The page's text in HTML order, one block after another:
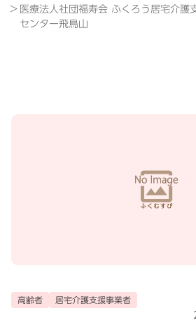
医療法人社団福寿会 ふくろう居宅介護
センター飛鳥山
高齢者 居宅介護支援事業者